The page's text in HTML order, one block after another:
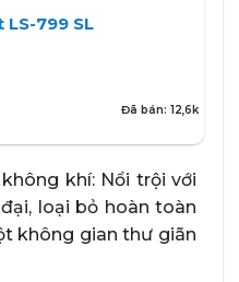
799 SL
Đã bán: 12,6k
khí: Nổi trội với
loại bỏ hoàn toàn
không gian thư giãn